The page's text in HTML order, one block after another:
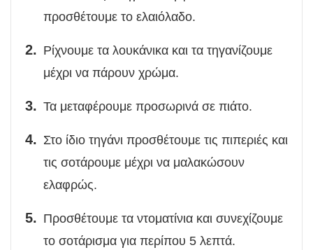
προσθέτουμε το ελαιόλαδο.
Ρίχνουμε τα λουκάνικα και τα τηγανίζουμε
μέχρι να πάρουν χρώμα.
Τα μεταφέρουμε προσωρινά σε πιάτο.
Στο ίδιο τηγάνι προσθέτουμε τις πιπεριές και
τις σοτάρουμε μέχρι να μαλακώσουν
ελαφρώς.
Προσθέτουμε τα ντοματίνια και συνεχίζουμε
το σοτάρισμα για περίπου 5 λεπτά.